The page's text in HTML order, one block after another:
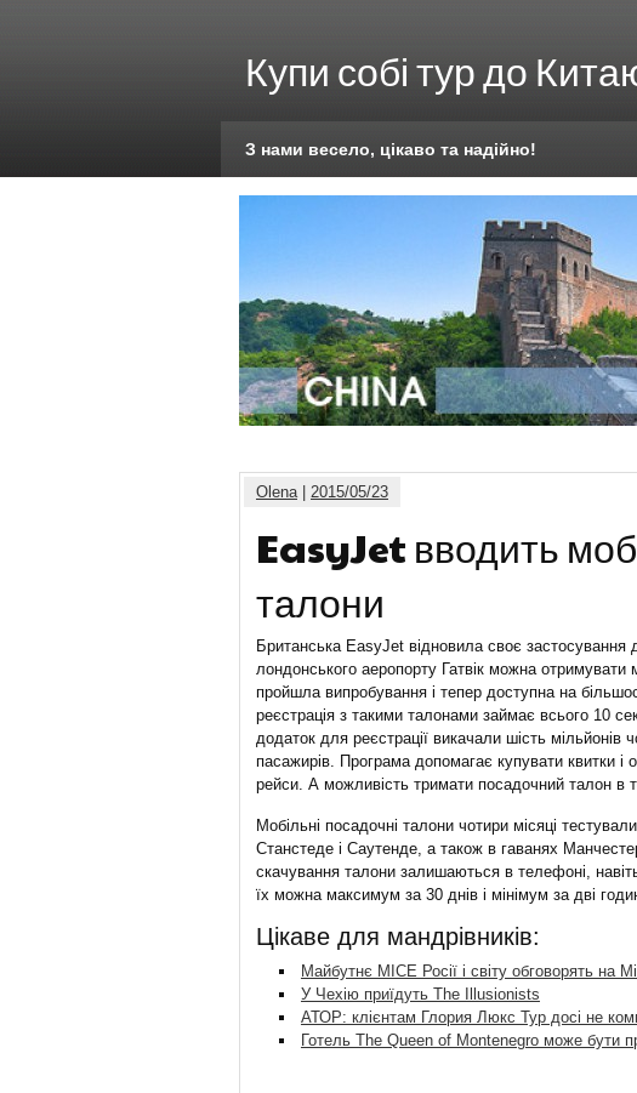
Купи собі тур до
З нами весело, цікаво та надійно!
Olena| 2015/05/23
EasyJet вводить
талони
Британська EasyJet відновила своє
лондонського аеропорту Гатвік можна
пройшла випробування і тепер доступна на
реєстрація з такими талонами займає всього 10
додаток для реєстрації викачали шість мільйонів
пасажирів. Програма допомагає купувати квитки
рейси. А можливість тримати посадочний талон в
Мобільні посадочні талони чотири місяці
Станстеде і Саутенде, а також в гаванях
скачування талони залишаються в телефоні,
їх можна максимум за 30 днів і мінімум за дві
Цікаве для мандрівників:
Майбутнє MICE Росії і світу обговорять на
У Чехію приїдуть The Illusionists
АТОР: клієнтам Глория Люкс Тур досі не
Готель The Queen of Montenegro може бути